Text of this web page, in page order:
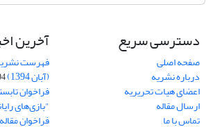
دسترسی سریع
صفحه اصلی
درباره نشریه
اعضای هیات تحریریه
ارسال مقاله
تماس با ما
آخرین
فهرست
(آبان 1394)
"بازی‌های